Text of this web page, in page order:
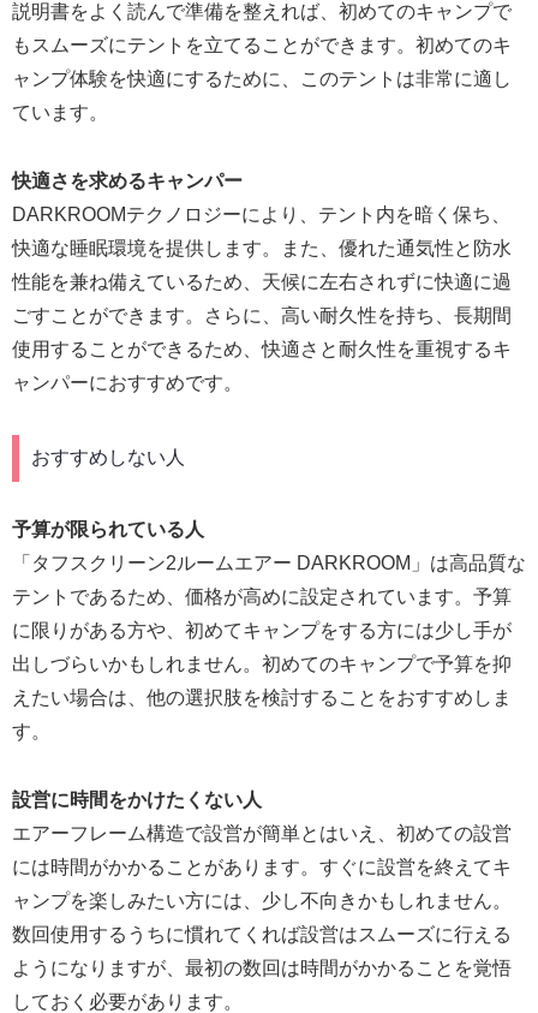
説明書をよく読んで準備を整えれば、初めてのキャンプで
もスムーズにテントを立てることができます。初めてのキ
ャンプ体験を快適にするために、このテントは非常に適し
ています。
快適さを求めるキャンパー
DARKROOMテクノロジーにより、テント内を暗く保ち、
快適な睡眠環境を提供します。また、優れた通気性と防水
性能を兼ね備えているため、天候に左右されずに快適に過
ごすことができます。さらに、高い耐久性を持ち、長期間
使用することができるため、快適さと耐久性を重視するキ
ャンパーにおすすめです。
おすすめしない人
予算が限られている人
「タフスクリーン2ルームエアー DARKROOM」は高品質な
テントであるため、価格が高めに設定されています。予算
に限りがある方や、初めてキャンプをする方には少し手が
出しづらいかもしれません。初めてのキャンプで予算を抑
えたい場合は、他の選択肢を検討することをおすすめしま
す。
設営に時間をかけたくない人
エアーフレーム構造で設営が簡単とはいえ、初めての設営
には時間がかかることがあります。すぐに設営を終えてキ
ャンプを楽しみたい方には、少し不向きかもしれません。
数回使用するうちに慣れてくれば設営はスムーズに行える
ようになりますが、最初の数回は時間がかかることを覚悟
しておく必要があります。